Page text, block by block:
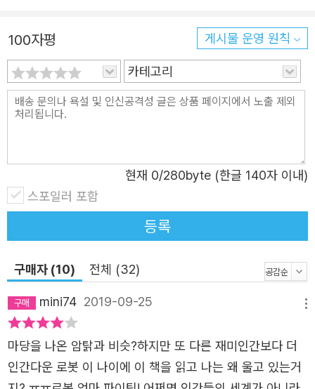
에 접속하면 작가의 독특한 작업 방식 등 여러 정보도 얻을
수 있다. 생존을 위한 숨 막히는 여정 속에서 피어나는 가슴
뭉클한 가족애, 진심 어린 우정! 야생의 섬에서 찾은 보석 같
은 이야기!
100자평 게시물 운영 원칙
카테고리
현재 0/280byte (한글 140자 이내)
스포일러 포함
등록
구매자 (10) 전체 (32)
mini74 2019-09-25
마당을 나온 암탉과 비슷?하지만 또 다른 재미인간보다 더
인간다운 로봇 이 나이에 이 책을 읽고 나는 왜 울고 있는거